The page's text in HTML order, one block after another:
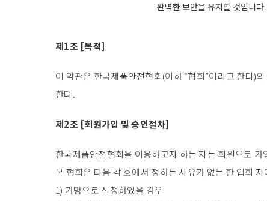
완벽한 보안을 유지할 것입니
제1조 [목적]
이 약관은 한국제품안전협회(이하 “협회”이라고 한다)
한다.
제2조 [회원가입 및 승인절차]
한국제품안전협회을 이용하고자 하는 자는 회원으로 가
본 협회은 다음 각 호에서 정하는 사유가 없는 한 입회
1) 가명으로 신청하였을 경우